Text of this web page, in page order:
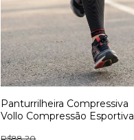
Panturrilheira Compressiva
Vollo Compressão Esportiva